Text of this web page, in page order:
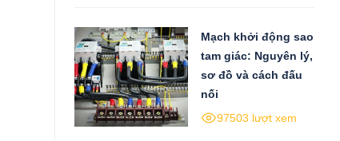
Mạch khởi động sao
tam giác: Nguyên lý,
sơ đồ và cách đấu
nối
97503 lượt xem